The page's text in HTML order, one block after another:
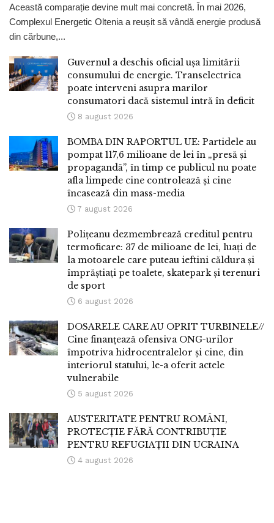
Această comparație devine mult mai concretă. În mai 2026,
Complexul Energetic Oltenia a reușit să vândă energie produsă
din cărbune,...
Guvernul a deschis oficial ușa limitării
consumului de energie. Transelectrica
poate interveni asupra marilor
consumatori dacă sistemul intră în deficit
8 august 2026
BOMBA DIN RAPORTUL UE: Partidele au
pompat 117,6 milioane de lei în „presă și
propagandă”, în timp ce publicul nu poate
afla limpede cine controlează și cine
încasează din mass-media
7 august 2026
Polițeanu dezmembrează creditul pentru
termoficare: 37 de milioane de lei, luați de
la motoarele care puteau ieftini căldura și
împrăștiați pe toalete, skatepark și terenuri
de sport
6 august 2026
DOSARELE CARE AU OPRIT TURBINELE//
Cine finanțează ofensiva ONG-urilor
împotriva hidrocentralelor și cine, din
interiorul statului, le-a oferit actele
vulnerabile
5 august 2026
AUSTERITATE PENTRU ROMÂNI,
PROTECȚIE FĂRĂ CONTRIBUȚIE
PENTRU REFUGIAȚII DIN UCRAINA
4 august 2026